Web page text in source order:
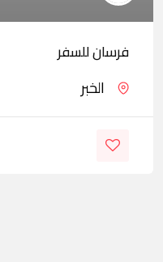
فرسان للسفر
الخبر